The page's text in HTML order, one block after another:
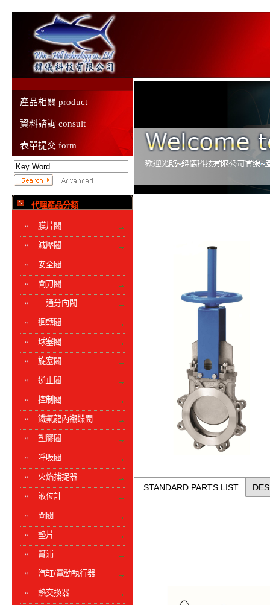
產品相關 product
資料諮詢 consult
表單提交 form
代理產品分類
膜片閥
減壓閥
安全閥
閘刀閥
三通分向閥
迴轉閥
球塞閥
旋塞閥
逆止閥
控制閥
鐵氟龍內襯蝶閥
塑膠閥
呼吸閥
火焰捕捉器
液位計
閘閥
墊片
幫浦
汽缸/電動執行器
熱交換器
STANDARD PARTS LIST